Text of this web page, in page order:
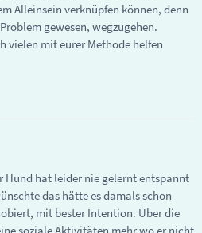
Alleinsein verknüpfen können, denn
gewesen, wegzugehen.
vielen mit eurer Methode helfen
Hund hat leider nie gelernt entspannt
das hätte es damals schon
mit bester Intention. Über die